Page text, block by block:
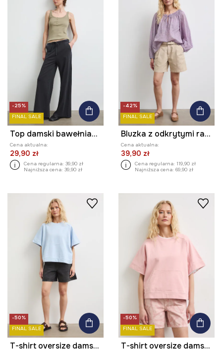
-25%
FINAL SALE
Top damski bawełniany z elastanem gładki
Cena aktualna:
29,90 zł
Cena regularna: 39,90 zł
Najniższa cena: 39,90 zł
-42%
FINAL SALE
Bluzka z odkrytymi ramionami damska bawełniana
Cena aktualna:
39,90 zł
Cena regularna: 119,90 zł
Najniższa cena: 69,90 zł
-50%
FINAL SALE
T-shirt oversize damski bawełniany gładki
-50%
FINAL SALE
T-shirt oversize damski bawełniany gładki